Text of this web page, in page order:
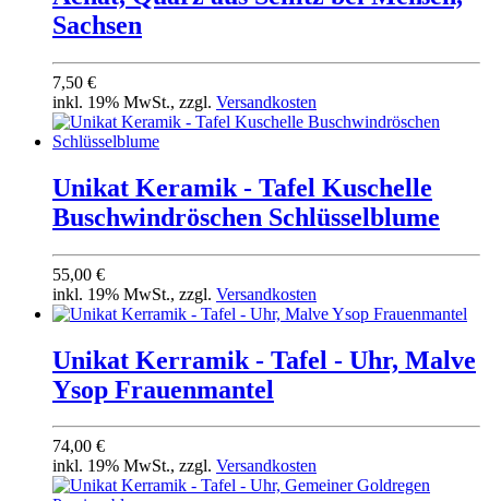
Sachsen
7,50 €
inkl. 19% MwSt., zzgl. Versandkosten
Unikat Keramik - Tafel Kuschelle
Buschwindröschen Schlüsselblume
55,00 €
inkl. 19% MwSt., zzgl. Versandkosten
Unikat Kerramik - Tafel - Uhr, Malve
Ysop Frauenmantel
74,00 €
inkl. 19% MwSt., zzgl. Versandkosten